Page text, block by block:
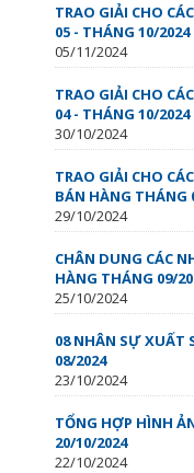
TRAO GIẢI CHO
05 - THÁNG 10/2024
05/11/2024
TRAO GIẢI CHO
04 - THÁNG 10/2024
30/10/2024
TRAO GIẢI CHO
BÁN HÀNG THÁNG
29/10/2024
CHÂN DUNG CÁC
HÀNG THÁNG 09/
25/10/2024
08 NHÂN SỰ XUẤT
08/2024
23/10/2024
TỔNG HỢP HÌNH
20/10/2024
22/10/2024